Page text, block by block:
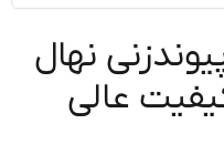
نهال
عالی